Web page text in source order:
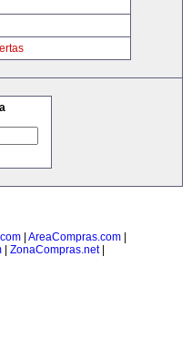
AreaCompras.com
| ZonaCompras.net|